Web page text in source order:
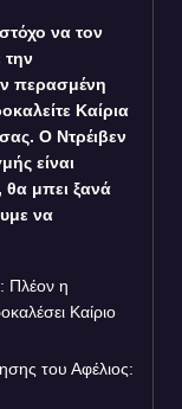
να τον
την
περασμένη
Καίρια
Ο Ντρέιβεν
είναι
μπει ξανά
να
Πλέον η
Καίριο
του Αφέλιος: